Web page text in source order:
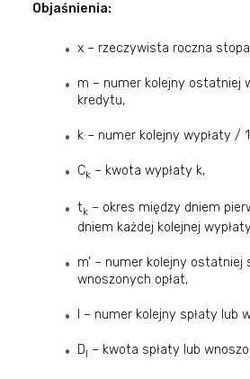
Objaśnienia:
x – rzeczywista roczna
m – numer kolejny ostatniej
kredytu,
k – numer kolejny wypłaty /
Ck – kwota wypłaty k,
tk – okres między dniem
dniem każdej kolejnej
m’ – numer kolejny ostatniej
wnoszonych opłat,
l – numer kolejny spłaty lub
Dl – kwota spłaty lub